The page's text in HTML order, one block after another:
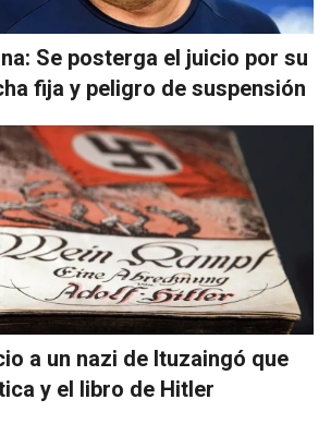
Se posterga el juicio por su
fija y peligro de suspensión
a un nazi de Ituzaingó que
y el libro de Hitler